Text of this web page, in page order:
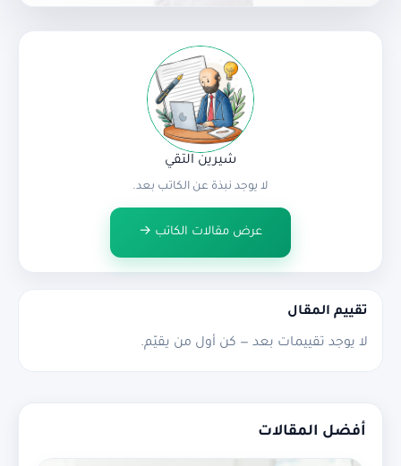
شيرين التقي
لا يوجد نبذة عن الكاتب بعد.
عرض مقالات الكاتب →
تقييم المقال
لا يوجد تقييمات بعد — كن أول من يقيّم.
أفضل المقالات